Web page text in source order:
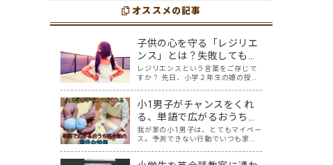
学では、親子の会話・家庭
youtubeやゲーム、アプリ
戦してみませんか？ 今回の
にオススメの「youtube動
オススメの記事
子供の心を守る「レジリエ
ンス」とは？失敗しても立
ち直れる子の育て方
レジリエンスという言葉をご存じで
すか？ 先日、小学２年生の娘の授業
くださいました。先生のお話を聞い
ていると「なるほど」と思うことも
たくさん。一方で「レジリエンス」
について紐解く…
小1男子がチャンスをくれ
る、単語で広がるおうち英
会話の意外な効果
我が家の小1男子は、とてもマイペー
ス。予測できない行動でいつも家族